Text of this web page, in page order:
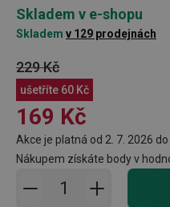
Skladem v e-shopu
Skladem v 129 prodejnách
229 Kč
ušetříte 60 Kč
169 Kč
Akce je platná od 2. 7. 2026
Nákupem získáte body v
Přidat do košíku - počet